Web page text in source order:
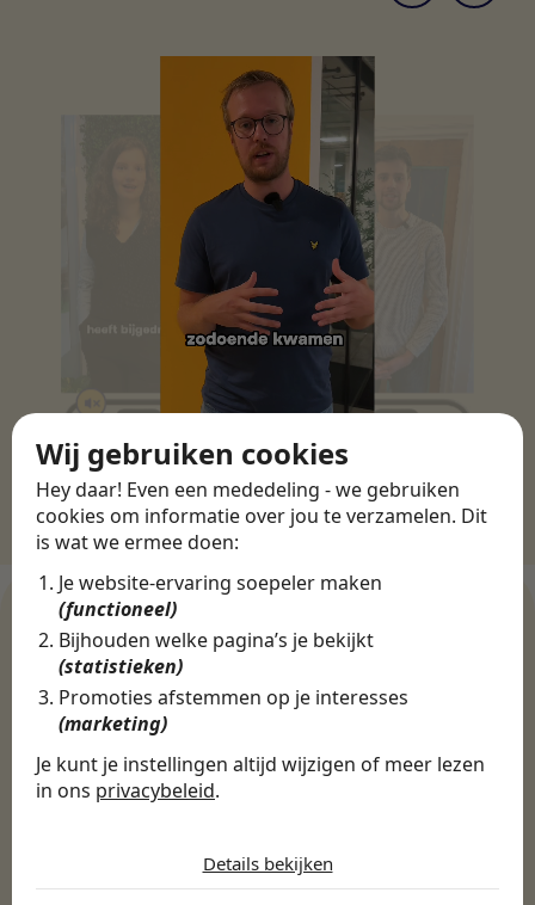
Wij gebruiken cookies
Hey daar! Even een mededeling - we gebruiken
cookies om informatie over jou te verzamelen. Dit
is wat we ermee doen:
Je website-ervaring soepeler maken
(functioneel)
Bijhouden welke pagina’s je bekijkt
(statistieken)
Promoties afstemmen op je interesses
(marketing)
Je kunt je instellingen altijd wijzigen of meer lezen
in ons privacybeleid.
Noodzakelijk
Details bekijken
Ontdek meer dan 500+
Marketing & Communicatie
Sales & Inkoop
Onderwijs & Kinderopvang
Techniek, Productie, Logistiek & Groen